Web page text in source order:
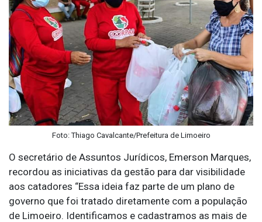
Foto: Thiago Cavalcante/Prefeitura de Limoeiro
O secretário de Assuntos Jurídicos, Emerson Marques,
recordou as iniciativas da gestão para dar visibilidade
aos catadores “Essa ideia faz parte de um plano de
governo que foi tratado diretamente com a população
de Limoeiro. Identificamos e cadastramos as mais de